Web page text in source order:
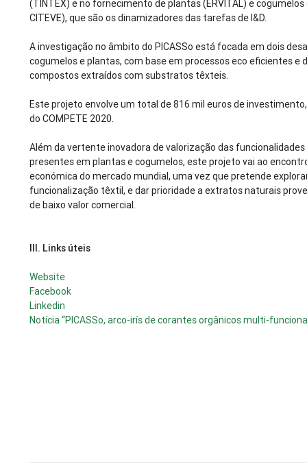
(TINTEX) e no fornecimento de plantas (ERVITAL) e
CITEVE), que são os dinamizadores das tarefas de I&D.
A investigação no âmbito do PICASSo está focada em dois
cogumelos e plantas, com base em processos eco eficientes
compostos extraídos com substratos têxteis.
Este projeto envolve um total de 816 mil euros de
do COMPETE 2020.
Além da vertente inovadora de valorização das
presentes em plantas e cogumelos, este projeto vai ao
económica do mercado mundial, uma vez que pretende
funcionalização têxtil, e dar prioridade a extratos naturais
de baixo valor comercial.
III. Links úteis
Website
Facebook
Linkedin
Notícia “PICASSo, arco-irís de corantes orgânicos multi-